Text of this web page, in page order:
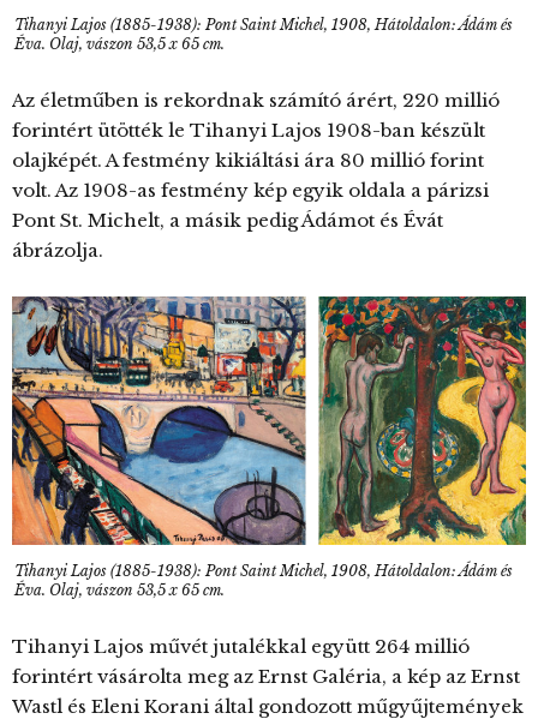
Tihanyi Lajos (1885-1938): Pont Saint Michel, 1908, Hátoldalon: Ádám és
Éva. Olaj, vászon 53,5 x 65 cm.
Az életműben is rekordnak számító árért, 220 millió
forintért ütötték le Tihanyi Lajos 1908-ban készült
olajképét. A festmény kikiáltási ára 80 millió forint
volt. Az 1908-as festmény kép egyik oldala a párizsi
Pont St. Michelt, a másik pedig Ádámot és Évát
ábrázolja.
Tihanyi Lajos (1885-1938): Pont Saint Michel, 1908, Hátoldalon: Ádám és
Éva. Olaj, vászon 53,5 x 65 cm.
Tihanyi Lajos művét jutalékkal együtt 264 millió
forintért vásárolta meg az Ernst Galéria, a kép az Ernst
Wastl és Eleni Korani által gondozott műgyűjtemények